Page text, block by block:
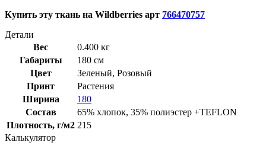
Купить эту ткань на Wildberries арт 766470757
Детали
Вес
0.400 кг
Габариты
180 см
Цвет
Зеленый, Розовый
Принт
Растения
Ширина
180
Состав
65% хлопок, 35% полиэстер +TEFLON
Плотность, г/м2 215
Калькулятор